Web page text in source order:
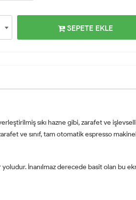
SEPETE EKLE
sıkı hazne gibi, zarafet ve
ve sınıf, tam otomatik espresso
İnanılmaz derecede basit olan bu